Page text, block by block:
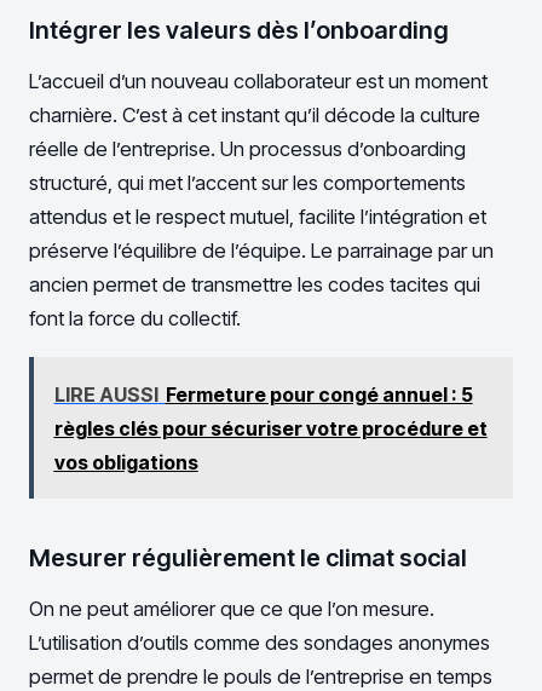
Intégrer les valeurs dès l’onboarding
L’accueil d’un nouveau collaborateur est un moment
charnière. C’est à cet instant qu’il décode la culture
réelle de l’entreprise. Un processus d’onboarding
structuré, qui met l’accent sur les comportements
attendus et le respect mutuel, facilite l’intégration et
préserve l’équilibre de l’équipe. Le parrainage par un
ancien permet de transmettre les codes tacites qui
font la force du collectif.
LIRE AUSSI Fermeture pour congé annuel : 5
règles clés pour sécuriser votre procédure et
vos obligations
Mesurer régulièrement le climat social
On ne peut améliorer que ce que l’on mesure.
L’utilisation d’outils comme des sondages anonymes
permet de prendre le pouls de l’entreprise en temps